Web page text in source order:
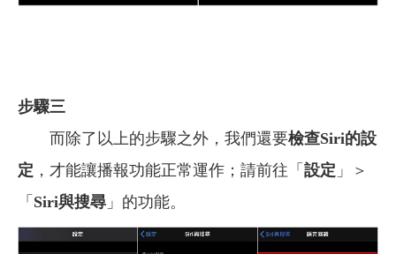
步驟三
而除了以上的步驟之外，我們還要檢查Siri的設
定 ，才能讓播報功能正常運作；請前往「 設定 」＞
「 Siri與搜尋 」的功能。